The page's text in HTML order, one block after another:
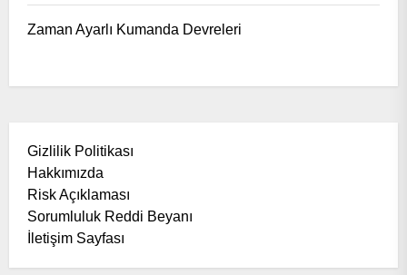
Zaman Ayarlı Kumanda Devreleri
Gizlilik Politikası
Hakkımızda
Risk Açıklaması
Sorumluluk Reddi Beyanı
İletişim Sayfası